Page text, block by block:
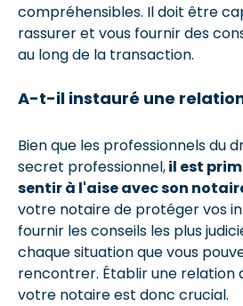
compréhensibles. Il doit être
rassurer et vous fournir des
au long de la transaction.
A-t-il instauré une
Bien que les professionnels du
secret professionnel,il est
sentir à l'aise avec son
votre notaire de protéger vos
fournir les conseils les plus
chaque situation que vous
rencontrer. Établir une relation
votre notaire est donc crucial.